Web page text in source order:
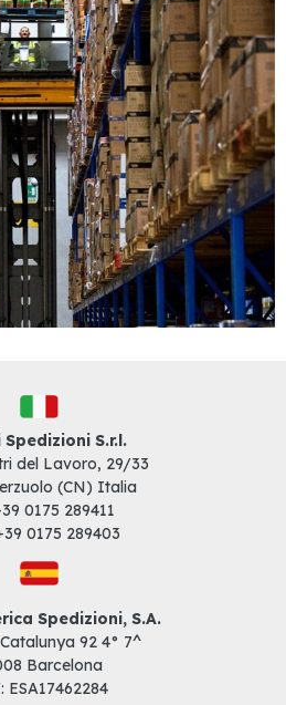
Spedizioni S.r.l.
del Lavoro, 29/33
(CN) Italia
0175 289411
0175 289403
Spedizioni, S.A.
92 4° 7^
Barcelona
ESA17462284